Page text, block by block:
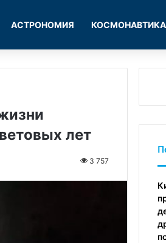
АСТРОНОМИЯ КОСМОНАВТИКА
лет
3 757